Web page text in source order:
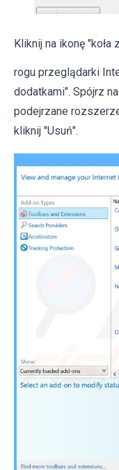
Kliknij na ikonę "koła
rogu przeglądarki
dodatkami". Spójrz
podejrzane
kliknij "Usuń".